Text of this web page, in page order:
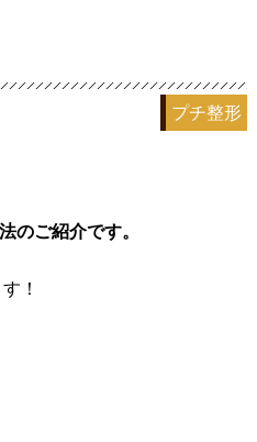
プチ整形
のご紹介です。
！